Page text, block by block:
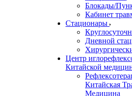
Блокады/
Кабинет
Стационары
Дневной
Центр
Китайской
Китайская
Медицина